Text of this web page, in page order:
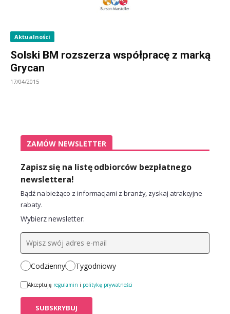
Aktualności
Solski BM rozszerza współpracę z marką
Grycan
17/04/2015
ZAMÓW NEWSLETTER
Zapisz się na listę odbiorców bezpłatnego
newslettera!
Bądź na bieżąco z informacjami z branży, zyskaj atrakcyjne
rabaty.
Wybierz newsletter:
Codzienny Tygodniowy
Akceptuję regulamin i politykę prywatności